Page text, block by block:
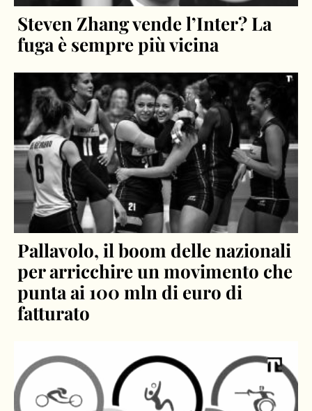
Steven Zhang vende l’Inter? La
fuga è sempre più vicina
Pallavolo, il boom delle nazionali
per arricchire un movimento che
punta ai 100 mln di euro di
fatturato